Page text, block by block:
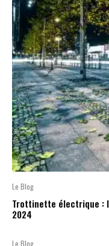
Le Blog
Trottinette électrique :
2024
Le Blog